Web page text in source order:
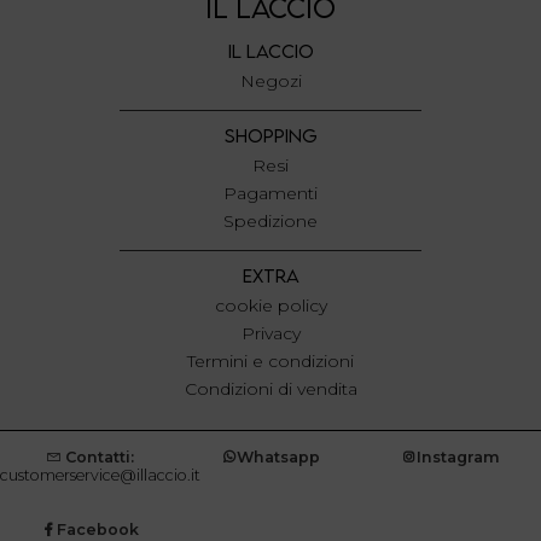
IL LACCIO
IL LACCIO
Negozi
SHOPPING
Resi
Pagamenti
Spedizione
EXTRA
cookie policy
Privacy
Termini e condizioni
Condizioni di vendita
Contatti:
customerservice@illaccio.it
Whatsapp Instagram
Facebook